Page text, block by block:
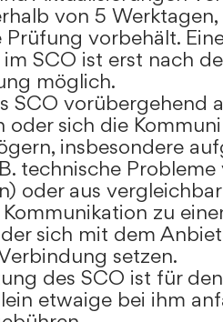
von 5
Prüfung vorbehält.
SCO ist erst nach
möglich.
vorübergehend
oder sich die
insbesondere
technische
oder aus
zu
sich mit dem
setzen.
des SCO ist für den
etwaige bei ihm